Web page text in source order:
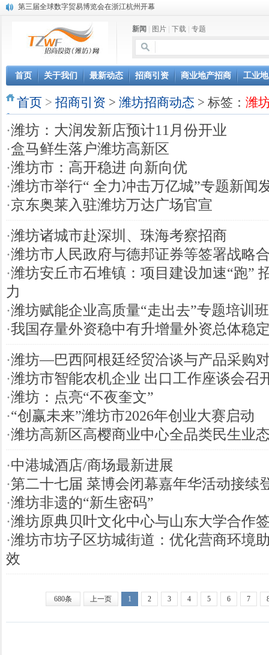
第三届全球数字贸易博览会在浙江杭州开幕
潍坊招商局讯：2024中日韩产业合作发展论坛开幕
昌乐大项目“拔节生长”赋能高质量发展
格润麦尔高端淀粉预混料智能制造项目顺利通过验收
潍坊招商局转：潍坊的冬日“秋景”
潍坊招商局转：潍坊历史名人--燕肃
香港上市公司投资信息
欢聚潍坊·2024青岛啤酒 畅享节今晚启幕
新闻 图片 下载 专题
首页 关于我们 最新动态 招商引资 商业地产招商 工业
首页 > 招商引资 > 潍坊招商动态 > 标签： 潍
·潍坊：大润发新店预计11月份开业
·盒马鲜生落户潍坊高新区
·潍坊市：高开稳进 向新向优
·潍坊市举行“ 全力冲击万亿城”专题新闻
·京东奥莱入驻潍坊万达广场官宣
·潍坊诸城市赴深圳、珠海考察招商
·潍坊市人民政府与德邦证券等签署战略
·潍坊安丘市石堆镇：项目建设加速“跑”
力
·潍坊赋能企业高质量“走出去”专题培训
·我国存量外资稳中有升增量外资总体稳
·潍坊—巴西阿根廷经贸洽谈与产品采购
·潍坊市智能农机企业 出口工作座谈会召
·潍坊：点亮“不夜奎文”
·“创赢未来”潍坊市2026年创业大赛启动
·潍坊高新区高樱商业中心全品类民生业
·中港城酒店/商场最新进展
·第二十七届 菜博会闭幕嘉年华活动接续
·潍坊非遗的“新生密码”
·潍坊原典贝叶文化中心与山东大学合作
·潍坊市坊子区坊城街道：优化营商环境
效
680条 上一页 1 2 3 4 5 6 7